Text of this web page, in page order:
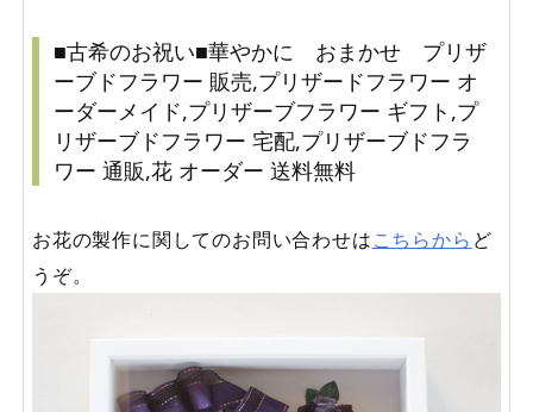
■古希のお祝い■華やかに おまかせ プリザ
ーブドフラワー 販売,プリザードフラワー オ
ーダーメイド,プリザーブフラワー ギフト,プ
リザーブドフラワー 宅配,プリザーブドフラ
ワー 通販,花 オーダー 送料無料
お花の製作に関してのお問い合わせはこちらから ど
うぞ。